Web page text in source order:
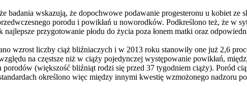
badania wskazują, że dopochwowe podawanie progesteronu u kobiet ze
porodu i powikłań u noworodków. Podkreślono też, że w
przygotowanie płodu do życia poza łonem matki oraz
wzrost liczby ciąż bliźniaczych i w 2013 roku stanowiły one już 2,6
na częstsze niż w ciąży pojedynczej występowanie powikłań,
(większość bliźniąt rodzi się przed 37 tygodniem ciąży). Poród
określono więc między innymi kwestię wzmożonego nadzoru